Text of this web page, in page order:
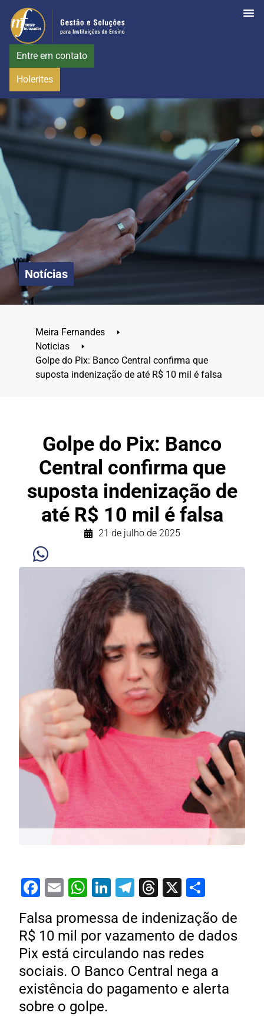
Entre em contato
Holerites
Notícias
Meira Fernandes
🢒
Noticias
🢒
Golpe do Pix: Banco Central confirma que
suposta indenização de até R$ 10 mil é falsa
Golpe do Pix: Banco
Central confirma que
suposta indenização de
até R$ 10 mil é falsa
21 de julho de 2025
Facebook
EmailWhatsApp
LinkedIn
Telegram
Threads
X
Falsa promessa de indenização de
R$ 10 mil por vazamento de dados
Pix está circulando nas redes
sociais. O Banco Central nega a
existência do pagamento e alerta
sobre o golpe.